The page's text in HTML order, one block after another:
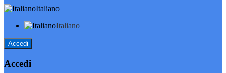
Italiano
Italiano
Accedi
Accedi